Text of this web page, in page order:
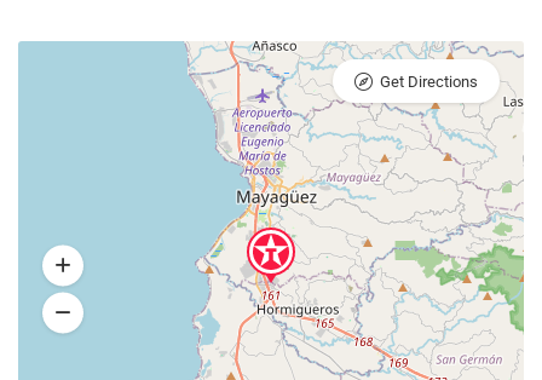
Get Directions